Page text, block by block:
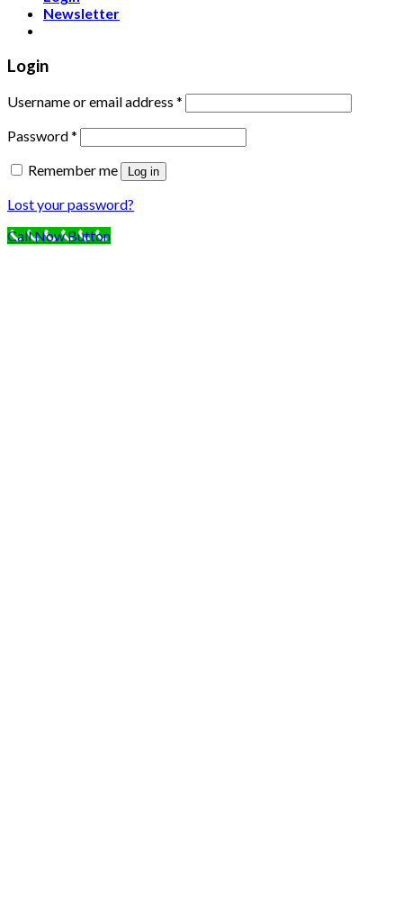
Newsletter
Login
Username or email address *
Password*
Remember me
Log in
Lost your password?
Call Now Button